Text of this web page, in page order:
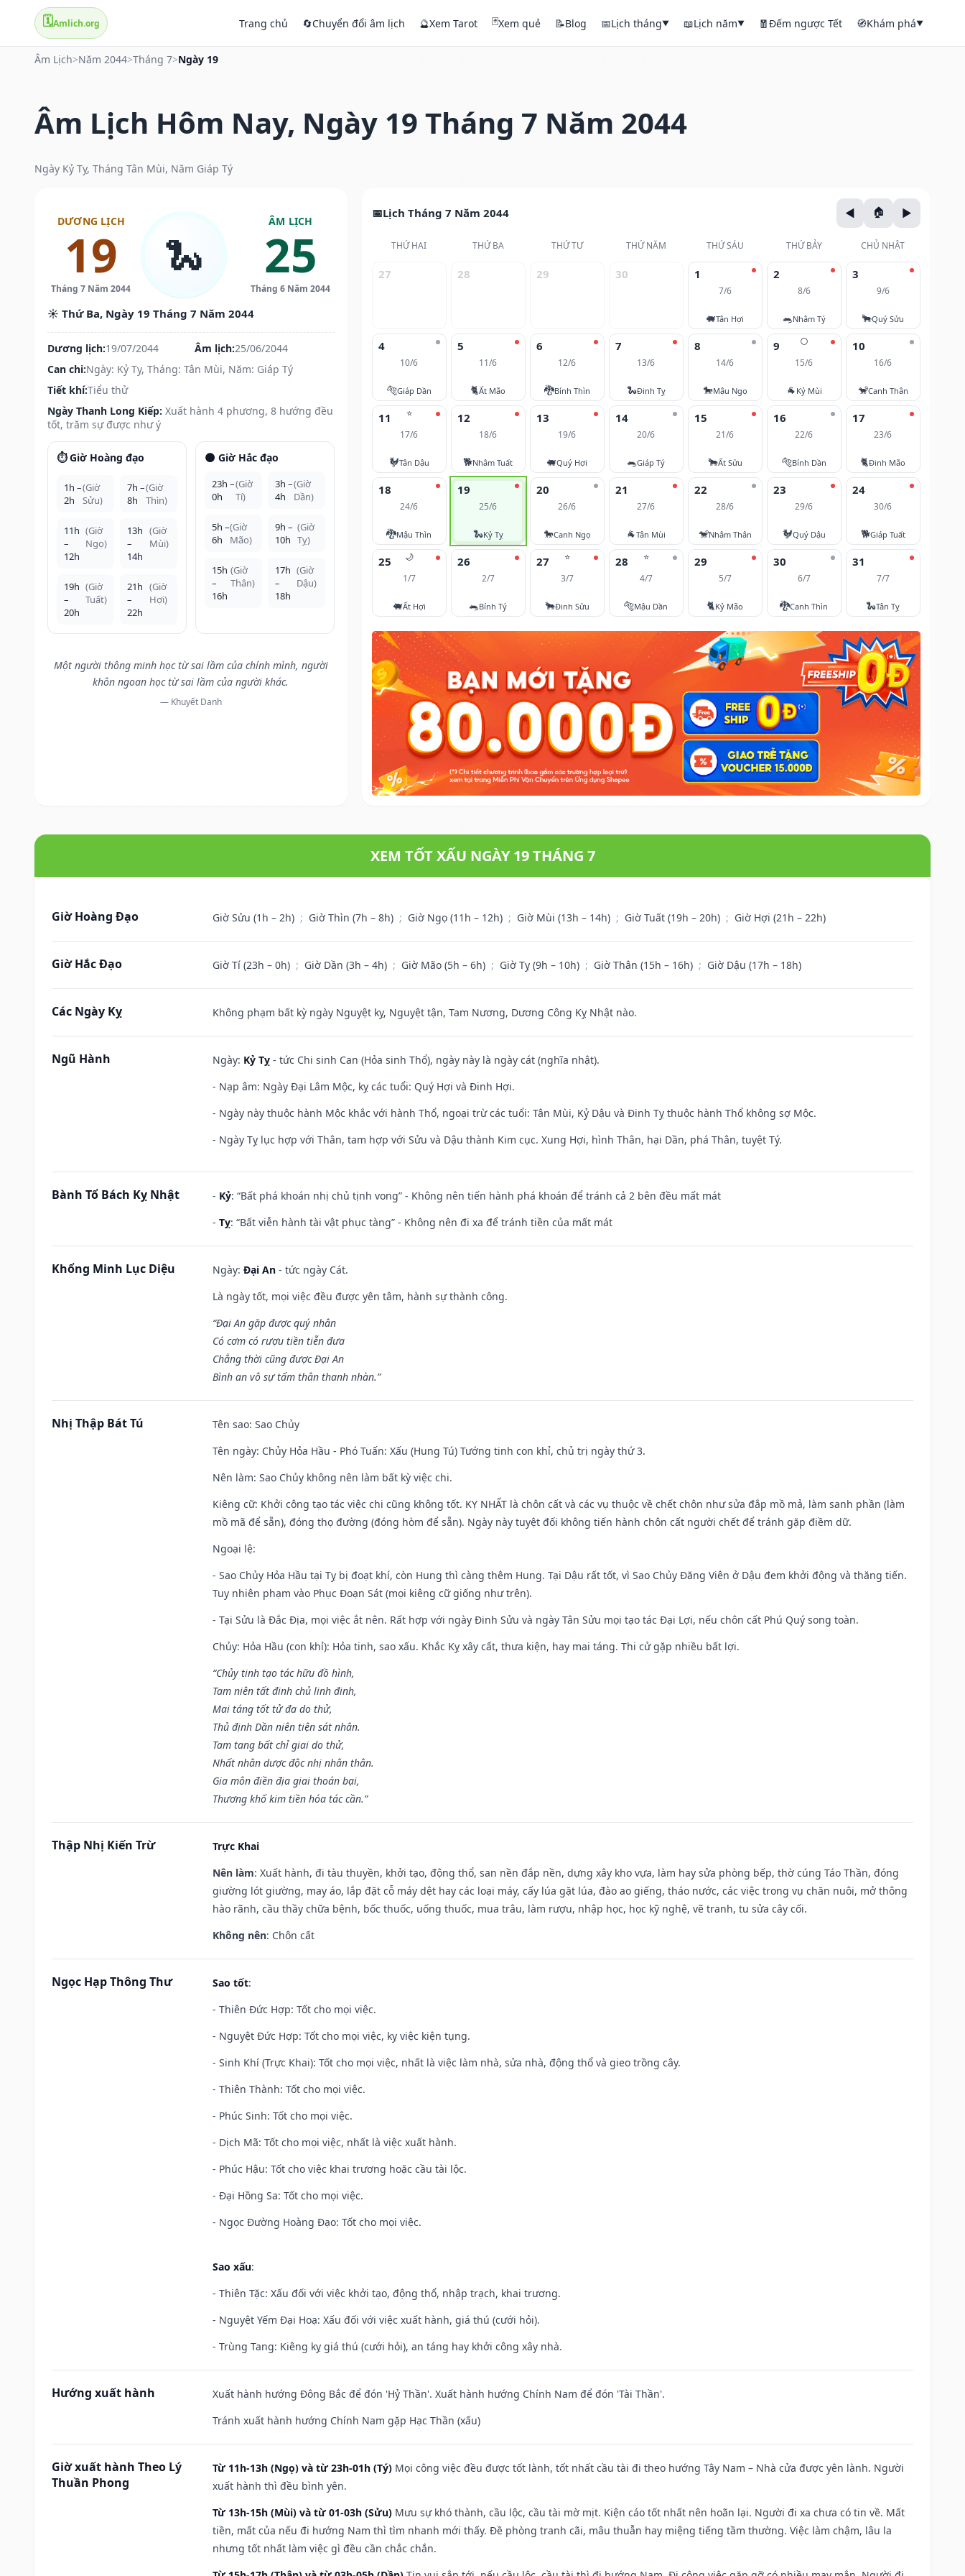
🗓️Amlich.org Trang chủ 🔄Chuyển đổi âm lịch 🔮Xem Tarot 🃏Xem quẻ 📝Blog 📅Lịch tháng▼ 📖Lịch năm▼ 🧧Đếm ngược Tết 🧭Khám phá▼
Âm Lịch>Năm 2044>Tháng 7>Ngày 19
Âm Lịch Hôm Nay, Ngày 19 Tháng 7 Năm 2044
Ngày Kỷ Tỵ, Tháng Tân Mùi, Năm Giáp Tý
DƯƠNG LỊCH
19
Tháng 7 Năm 2044
🐍
ÂM LỊCH
25
Tháng 6 Năm 2044
☀️ Thứ Ba, Ngày 19 Tháng 7 Năm 2044
Dương lịch:19/07/2044 Âm lịch:25/06/2044
Can chi:Ngày: Kỷ Tỵ, Tháng: Tân Mùi, Năm: Giáp Tý
Tiết khí:Tiểu thử
Ngày Thanh Long Kiếp: Xuất hành 4 phương, 8 hướng đều
tốt, trăm sự được như ý
⏱️ Giờ Hoàng đạo
1h –
2h
(Giờ
Sửu)
7h –
8h
(Giờ
Thìn)
11h
–
12h
(Giờ
Ngọ)
13h
–
14h
(Giờ
Mùi)
19h
–
20h
(Giờ
Tuất)
21h
–
22h
(Giờ
Hợi)
🌑 Giờ Hắc đạo
23h –
0h
(Giờ
Tí)
3h –
4h
(Giờ
Dần)
5h –
6h
(Giờ
Mão)
9h –
10h
(Giờ
Tỵ)
15h
–
16h
(Giờ
Thân)
17h
–
18h
(Giờ
Dậu)
Một người thông minh học từ sai lầm của chính mình, người
khôn ngoan học từ sai lầm của người khác.
— Khuyết Danh
Lịch Tháng 7 Năm 2044
THỨ HAI THỨ BA THỨ TƯ THỨ NĂM THỨ SÁU THỨ BẢY CHỦ NHẬT
27 28 29 30 1
7/6
🐖Tân Hợi
2
8/6
🐀Nhâm Tý
3
9/6
🐂Quý Sửu
4
10/6
🐅Giáp Dần
5
11/6
🐈Ất Mão
6
12/6
🐉Bính Thìn
7
13/6
🐍Đinh Tỵ
8
14/6
🐎Mậu Ngọ
🌕
9
15/6
🐐 Kỷ Mùi
10
16/6
🐒Canh Thân
⭐
11
17/6
🐓Tân Dậu
12
18/6
🐕Nhâm Tuất
13
19/6
🐖Quý Hợi
14
20/6
🐀Giáp Tý
15
21/6
🐂Ất Sửu
16
22/6
🐅Bính Dần
17
23/6
🐈Đinh Mão
18
24/6
🐉Mậu Thìn
19
25/6
🐍Kỷ Tỵ
20
26/6
🐎Canh Ngọ
21
27/6
🐐Tân Mùi
22
28/6
🐒Nhâm Thân
23
29/6
🐓Quý Dậu
24
30/6
🐕Giáp Tuất
🌙
25
1/7
🐖Ất Hợi
26
2/7
🐀Bính Tý
⭐
27
3/7
🐂Đinh Sửu
⭐
28
4/7
🐅Mậu Dần
29
5/7
🐈Kỷ Mão
30
6/7
🐉Canh Thìn
31
7/7
🐍Tân Tỵ
XEM TỐT XẤU NGÀY 19 THÁNG 7
Giờ Hoàng Đạo Giờ Sửu (1h – 2h) ; Giờ Thìn (7h – 8h) ; Giờ Ngọ (11h – 12h) ; Giờ Mùi (13h – 14h) ; Giờ Tuất (19h – 20h) ; Giờ Hợi (21h – 22h)
Giờ Hắc Đạo Giờ Tí (23h – 0h) ; Giờ Dần (3h – 4h) ; Giờ Mão (5h – 6h) ; Giờ Tỵ (9h – 10h) ; Giờ Thân (15h – 16h) ; Giờ Dậu (17h – 18h)
Các Ngày Kỵ Không phạm bất kỳ ngày Nguyệt kỵ, Nguyệt tận, Tam Nương, Dương Công Kỵ Nhật nào.
Ngũ Hành Ngày: Kỷ Tỵ - tức Chi sinh Can (Hỏa sinh Thổ), ngày này là ngày cát (nghĩa nhật).
- Nạp âm: Ngày Đại Lâm Mộc, kỵ các tuổi: Quý Hợi và Đinh Hợi.
- Ngày này thuộc hành Mộc khắc với hành Thổ, ngoại trừ các tuổi: Tân Mùi, Kỷ Dậu và Đinh Tỵ thuộc hành Thổ không sợ Mộc.
- Ngày Tỵ lục hợp với Thân, tam hợp với Sửu và Dậu thành Kim cục. Xung Hợi, hình Thân, hại Dần, phá Thân, tuyệt Tý.
Bành Tổ Bách Kỵ Nhật - Kỷ: “Bất phá khoán nhị chủ tịnh vong” - Không nên tiến hành phá khoán để tránh cả 2 bên đều mất mát
- Tỵ: “Bất viễn hành tài vật phục tàng” - Không nên đi xa để tránh tiền của mất mát
Khổng Minh Lục Diệu Ngày: Đại An - tức ngày Cát.
Là ngày tốt, mọi việc đều được yên tâm, hành sự thành công.
“Đại An gặp được quý nhân
Có cơm có rượu tiền tiễn đưa
Chẳng thời cũng được Đại An
Bình an vô sự tấm thân thanh nhàn.”
Nhị Thập Bát Tú Tên sao: Sao Chủy
Tên ngày: Chủy Hỏa Hầu - Phó Tuấn: Xấu (Hung Tú) Tướng tinh con khỉ, chủ trị ngày thứ 3.
Nên làm: Sao Chủy không nên làm bất kỳ việc chi.
Kiêng cữ: Khởi công tạo tác việc chi cũng không tốt. KỴ NHẤT là chôn cất và các vụ thuộc về chết chôn như sửa đắp mồ mả, làm sanh phần (làm
mồ mã để sẵn), đóng thọ đường (đóng hòm để sẵn). Ngày này tuyệt đối không tiến hành chôn cất người chết để tránh gặp điềm dữ.
Ngoại lệ:
- Sao Chủy Hỏa Hầu tại Tỵ bị đoạt khí, còn Hung thì càng thêm Hung. Tại Dậu rất tốt, vì Sao Chủy Đăng Viên ở Dậu đem khởi động và thăng tiến.
Tuy nhiên phạm vào Phục Đoạn Sát (mọi kiêng cữ giống như trên).
- Tại Sửu là Đắc Địa, mọi việc ắt nên. Rất hợp với ngày Đinh Sửu và ngày Tân Sửu mọi tạo tác Đại Lợi, nếu chôn cất Phú Quý song toàn.
Chủy: Hỏa Hầu (con khỉ): Hỏa tinh, sao xấu. Khắc Kỵ xây cất, thưa kiện, hay mai táng. Thi cử gặp nhiều bất lợi.
“Chủy tinh tạo tác hữu đồ hình,
Tam niên tất đinh chủ linh đinh,
Mai táng tốt tử đa do thử,
Thủ định Dần niên tiện sát nhân.
Tam tang bất chỉ giai do thử,
Nhất nhân dược độc nhị nhân thân.
Gia môn điền địa giai thoán bại,
Thương khố kim tiền hóa tác cần.”
Thập Nhị Kiến Trừ
Trực Khai
Nên làm: Xuất hành, đi tàu thuyền, khởi tạo, động thổ, san nền đắp nền, dựng xây kho vựa, làm hay sửa phòng bếp, thờ cúng Táo Thần, đóng
giường lót giường, may áo, lắp đặt cỗ máy dệt hay các loại máy, cấy lúa gặt lúa, đào ao giếng, tháo nước, các việc trong vụ chăn nuôi, mở thông
hào rãnh, cầu thầy chữa bệnh, bốc thuốc, uống thuốc, mua trâu, làm rượu, nhập học, học kỹ nghệ, vẽ tranh, tu sửa cây cối.
Không nên: Chôn cất
Ngọc Hạp Thông Thư Sao tốt:
- Thiên Đức Hợp: Tốt cho mọi việc.
- Nguyệt Đức Hợp: Tốt cho mọi việc, kỵ việc kiện tụng.
- Sinh Khí (Trực Khai): Tốt cho mọi việc, nhất là việc làm nhà, sửa nhà, động thổ và gieo trồng cây.
- Thiên Thành: Tốt cho mọi việc.
- Phúc Sinh: Tốt cho mọi việc.
- Dịch Mã: Tốt cho mọi việc, nhất là việc xuất hành.
- Phúc Hậu: Tốt cho việc khai trương hoặc cầu tài lộc.
- Đại Hồng Sa: Tốt cho mọi việc.
- Ngọc Đường Hoàng Đạo: Tốt cho mọi việc.
Sao xấu:
- Thiên Tặc: Xấu đối với việc khởi tạo, động thổ, nhập trạch, khai trương.
- Nguyệt Yếm Đại Hoạ: Xấu đối với việc xuất hành, giá thú (cưới hỏi).
- Trùng Tang: Kiêng kỵ giá thú (cưới hỏi), an táng hay khởi công xây nhà.
Hướng xuất hành
Xuất hành hướng Đông Bắc để đón 'Hỷ Thần'. Xuất hành hướng Chính Nam để đón 'Tài Thần'.
Tránh xuất hành hướng Chính Nam gặp Hạc Thần (xấu)
Giờ xuất hành Theo Lý
Thuần Phong
Từ 11h-13h (Ngọ) và từ 23h-01h (Tý) Mọi công việc đều được tốt lành, tốt nhất cầu tài đi theo hướng Tây Nam – Nhà cửa được yên lành. Người
xuất hành thì đều bình yên.
Từ 13h-15h (Mùi) và từ 01-03h (Sửu) Mưu sự khó thành, cầu lộc, cầu tài mờ mịt. Kiện cáo tốt nhất nên hoãn lại. Người đi xa chưa có tin về. Mất
tiền, mất của nếu đi hướng Nam thì tìm nhanh mới thấy. Đề phòng tranh cãi, mâu thuẫn hay miệng tiếng tầm thường. Việc làm chậm, lâu la
nhưng tốt nhất làm việc gì đều cần chắc chắn.